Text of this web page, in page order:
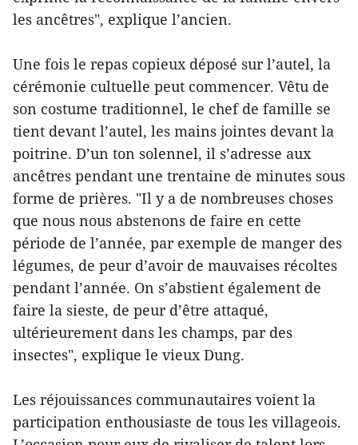
les ancêtres", explique l’ancien.
Une fois le repas copieux déposé sur l’autel, la
cérémonie cultuelle peut commencer. Vêtu de
son costume traditionnel, le chef de famille se
tient devant l’autel, les mains jointes devant la
poitrine. D’un ton solennel, il s’adresse aux
ancêtres pendant une trentaine de minutes sous
forme de prières. "Il y a de nombreuses choses
que nous nous abstenons de faire en cette
période de l’année, par exemple de manger des
légumes, de peur d’avoir de mauvaises récoltes
pendant l’année. On s’abstient également de
faire la sieste, de peur d’être attaqué,
ultérieurement dans les champs, par des
insectes", explique le vieux Dung.
Les réjouissances communautaires voient la
participation enthousiaste de tous les villageois.